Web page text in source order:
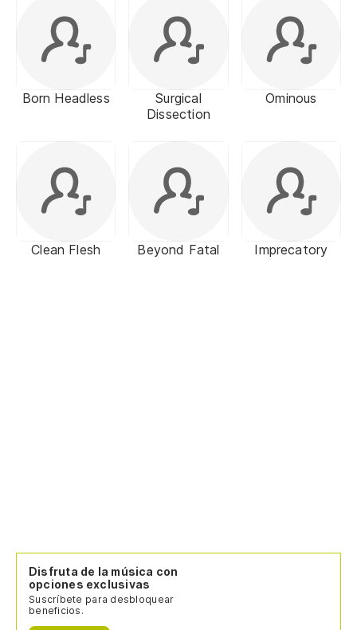
Born Headless
Surgical
Dissection
Ominous
Clean Flesh Beyond Fatal Imprecatory
Disfruta de la música con
opciones exclusivas
Suscríbete para desbloquear
beneficios.